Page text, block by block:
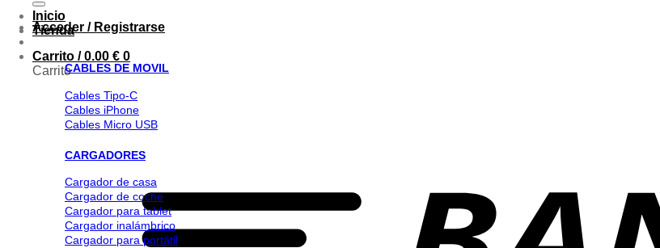
Acceder / Registrarse
Carrito /0.00 € 0
Carrito
Inicio
Tienda
CABLES DE MOVIL
Cables Tipo-C
Cables iPhone
Cables Micro USB
CARGADORES
Cargador de casa
Cargador de coche
Cargador para tablet
Cargador inalámbrico
Cargador para portátil